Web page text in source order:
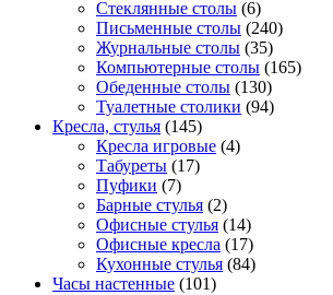
Стеклянные столы (6)
Письменные столы (240)
Журнальные столы (35)
Компьютерные столы (165)
Обеденные столы (130)
Туалетные столики (94)
Кресла, стулья (145)
Кресла игровые (4)
Табуреты (17)
Пуфики (7)
Барные стулья (2)
Офисные стулья (14)
Офисные кресла (17)
Кухонные стулья (84)
Часы настенные (101)